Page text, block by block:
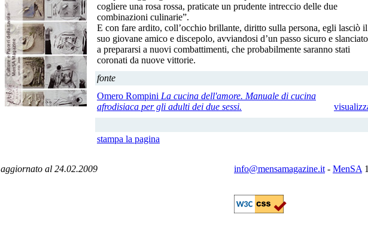
cogliere una rosa rossa, praticate un prudente intreccio delle due
combinazioni culinarie”.
E con fare ardito, coll’occhio brillante, diritto sulla persona, egli lasciò il
suo giovane amico e discepolo, avviandosi d’un passo sicuro e slanciato
a prepararsi a nuovi combattimenti, che probabilmente saranno stati
coronati da nuove vittorie.
fonte
Omero Rompini La cucina dell'amore. Manuale di cucina
afrodisiaca per gli adulti dei due sessi.
stampa la pagina
aggiornato al 24.02.2009 info@mensamagazine.it - MenSA